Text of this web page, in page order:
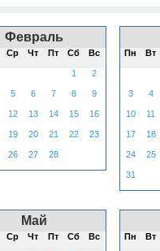
Февраль
Ср Чт Пт Сб Вс
1 2
5 6 7 8 9
12 13 14 15 16
19 20 21 22 23
26 27 28
Пн Вт
3 4
10 11
17 18
24 25
31
Май
Ср Чт Пт Сб Вс Пн Вт